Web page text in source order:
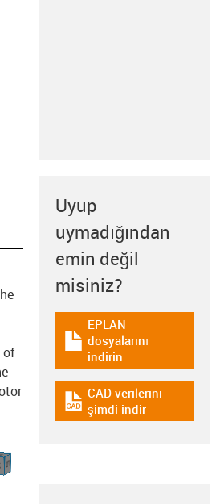
of
Uyup
uymadığından
emin değil
misiniz?
igus-icon-download-plan
EPLAN
dosyalarını
indirin
igus-icon-cad-dateien
CAD verilerini
şimdi indir